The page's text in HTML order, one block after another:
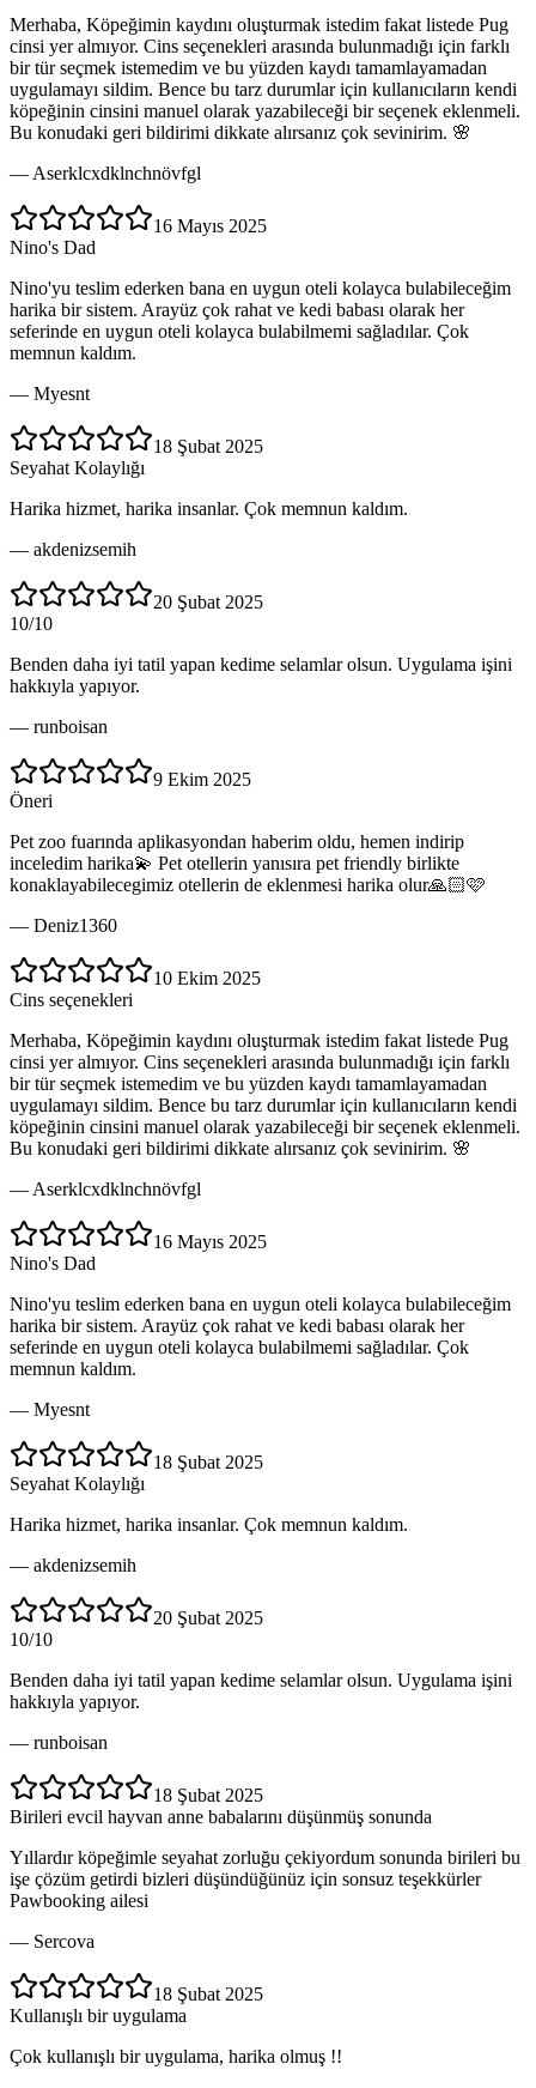
Merhaba, Köpeğimin kaydını oluşturmak istedim fakat listede Pug
cinsi yer almıyor. Cins seçenekleri arasında bulunmadığı için farklı
bir tür seçmek istemedim ve bu yüzden kaydı tamamlayamadan
uygulamayı sildim. Bence bu tarz durumlar için kullanıcıların kendi
köpeğinin cinsini manuel olarak yazabileceği bir seçenek eklenmeli.
Bu konudaki geri bildirimi dikkate alırsanız çok sevinirim. 🌸
— Aserklcxdklnchnövfgl
16 Mayıs 2025
Nino's Dad
Nino'yu teslim ederken bana en uygun oteli kolayca bulabileceğim
harika bir sistem. Arayüz çok rahat ve kedi babası olarak her
seferinde en uygun oteli kolayca bulabilmemi sağladılar. Çok
memnun kaldım.
— Myesnt
18 Şubat 2025
Seyahat Kolaylığı
Harika hizmet, harika insanlar. Çok memnun kaldım.
— akdenizsemih
20 Şubat 2025
10/10
Benden daha iyi tatil yapan kedime selamlar olsun. Uygulama işini
hakkıyla yapıyor.
— runboisan
9 Ekim 2025
Öneri
Pet zoo fuarında aplikasyondan haberim oldu, hemen indirip
inceledim harika💫 Pet otellerin yanısıra pet friendly birlikte
konaklayabilecegimiz otellerin de eklenmesi harika olur🙏🏻🩷
— Deniz1360
10 Ekim 2025
Cins seçenekleri
Merhaba, Köpeğimin kaydını oluşturmak istedim fakat listede Pug
cinsi yer almıyor. Cins seçenekleri arasında bulunmadığı için farklı
bir tür seçmek istemedim ve bu yüzden kaydı tamamlayamadan
uygulamayı sildim. Bence bu tarz durumlar için kullanıcıların kendi
köpeğinin cinsini manuel olarak yazabileceği bir seçenek eklenmeli.
Bu konudaki geri bildirimi dikkate alırsanız çok sevinirim. 🌸
— Aserklcxdklnchnövfgl
16 Mayıs 2025
Nino's Dad
Nino'yu teslim ederken bana en uygun oteli kolayca bulabileceğim
harika bir sistem. Arayüz çok rahat ve kedi babası olarak her
seferinde en uygun oteli kolayca bulabilmemi sağladılar. Çok
memnun kaldım.
— Myesnt
18 Şubat 2025
Seyahat Kolaylığı
Harika hizmet, harika insanlar. Çok memnun kaldım.
— akdenizsemih
20 Şubat 2025
10/10
Benden daha iyi tatil yapan kedime selamlar olsun. Uygulama işini
hakkıyla yapıyor.
— runboisan
18 Şubat 2025
Birileri evcil hayvan anne babalarını düşünmüş sonunda
Yıllardır köpeğimle seyahat zorluğu çekiyordum sonunda birileri bu
işe çözüm getirdi bizleri düşündüğünüz için sonsuz teşekkürler
Pawbooking ailesi
— Sercova
18 Şubat 2025
Kullanışlı bir uygulama
Çok kullanışlı bir uygulama, harika olmuş !!